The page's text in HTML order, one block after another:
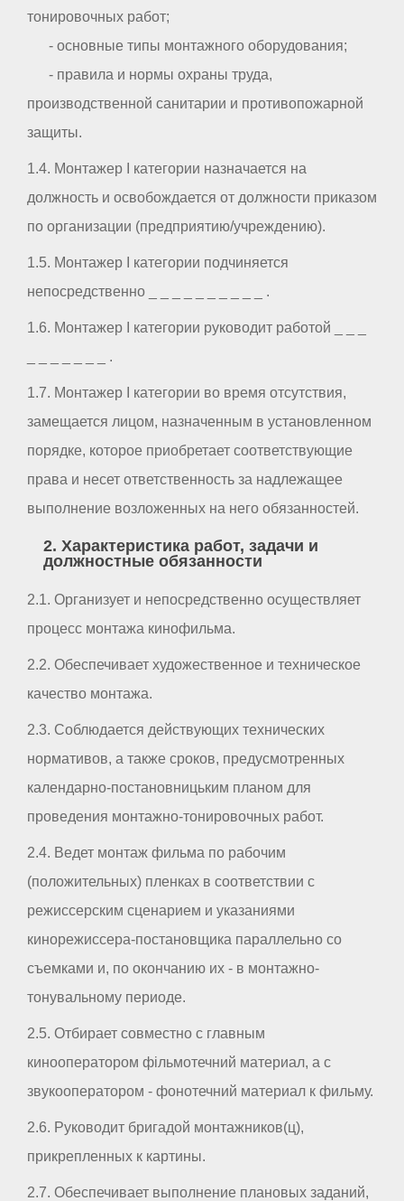
тонировочных работ;
- основные типы монтажного оборудования;
- правила и нормы охраны труда,
производственной санитарии и противопожарной
защиты.
1.4. Монтажер I категории назначается на
должность и освобождается от должности приказом
по организации (предприятию/учреждению).
1.5. Монтажер I категории подчиняется
непосредственно _ _ _ _ _ _ _ _ _ _ .
1.6. Монтажер I категории руководит работой _ _ _
_ _ _ _ _ _ _ .
1.7. Монтажер I категории во время отсутствия,
замещается лицом, назначенным в установленном
порядке, которое приобретает соответствующие
права и несет ответственность за надлежащее
выполнение возложенных на него обязанностей.
2. Характеристика работ, задачи и
должностные обязанности
2.1. Организует и непосредственно осуществляет
процесс монтажа кинофильма.
2.2. Обеспечивает художественное и техническое
качество монтажа.
2.3. Соблюдается действующих технических
нормативов, а также сроков, предусмотренных
календарно-постановницьким планом для
проведения монтажно-тонировочных работ.
2.4. Ведет монтаж фильма по рабочим
(положительных) пленках в соответствии с
режиссерским сценарием и указаниями
кинорежиссера-постановщика параллельно со
съемками и, по окончанию их - в монтажно-
тонувальному периоде.
2.5. Отбирает совместно с главным
кинооператором фільмотечний материал, а с
звукооператором - фонотечний материал к фильму.
2.6. Руководит бригадой монтажников(ц),
прикрепленных к картины.
2.7. Обеспечивает выполнение плановых заданий,